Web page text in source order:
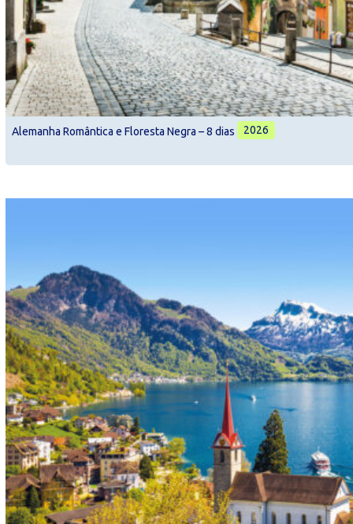
Alemanha Romântica e Floresta Negra – 8 dias 2026